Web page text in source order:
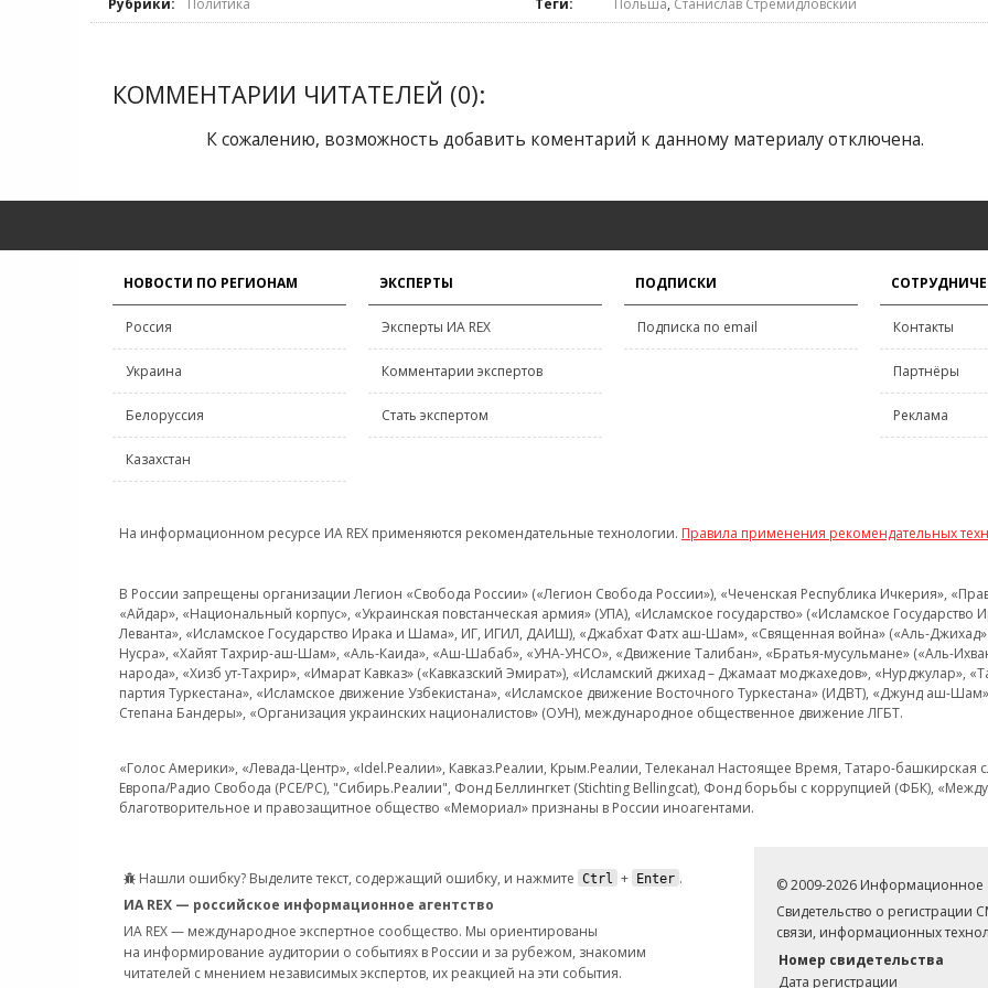
Рубрики: Политика Теги: Польша, Станислав Стремидловский
КОММЕНТАРИИ ЧИТАТЕЛЕЙ (0):
К сожалению, возможность добавить коментарий к данному материалу отключена.
НОВОСТИ ПО РЕГИОНАМ
Россия
Украина
Белоруссия
Казахстан
ЭКСПЕРТЫ
Эксперты ИА REX
Комментарии экспертов
Стать экспертом
ПОДПИСКИ
Подписка по email Контакты
Партнёры
Реклама
На информационном ресурсе ИА REX применяются рекомендательные технологии. Правила применения рекомендательных
В России запрещены организации Легион «Свобода России» («Легион Свобода России»), «Чеченская Республика Ичкерия»,
«Айдар», «Национальный корпус», «Украинская повстанческая армия» (УПА), «Исламское государство» («Исламское
Леванта», «Исламское Государство Ирака и Шама», ИГ, ИГИЛ, ДАИШ), «Джабхат Фатх аш-Шам», «Священная война» («Аль-Джихад»
Нусра», «Хайят Тахрир-аш-Шам», «Аль-Каида», «Аш-Шабаб», «УНА-УНСО», «Движение Талибан», «Братья-мусульмане» («Аль-
народа», «Хизб ут-Тахрир», «Имарат Кавказ» («Кавказский Эмират»), «Исламский джихад – Джамаат моджахедов», «Нурджулар»,
партия Туркестана», «Исламское движение Узбекистана», «Исламское движение Восточного Туркестана» (ИДВТ), «Джунд аш-
Степана Бандеры», «Организация украинских националистов» (ОУН), международное общественное движение ЛГБТ.
«Голос Америки», «Левада-Центр», «Idel.Реалии», Кавказ.Реалии, Крым.Реалии, Телеканал Настоящее Время, Татаро-
Европа/Радио Свобода (PCE/PC), "Сибирь.Реалии", Фонд Беллингкет (Stichting Bellingcat), Фонд борьбы с коррупцией (ФБК),
благотворительное и правозащитное общество «Мемориал» признаны в России иноагентами.
Нашли ошибку? Выделите текст, содержащий ошибку, и нажмите Ctrl + Enter .
ИА REX — российское информационное агентство
ИА REX — международное экспертное сообщество. Мы ориентированы
на информирование аудитории о событиях в России и за рубежом, знакомим
читателей с мнением независимых экспертов, их реакцией на эти события.
© 2009-2026 Информационное
Свидетельство о
связи, информационных
Номер свидетельства
Дата регистрации